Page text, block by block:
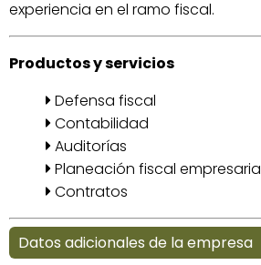
experiencia en el ramo fiscal.
Productos y servicios
Defensa fiscal
Contabilidad
Auditorías
Planeación fiscal empresaria
Contratos
Datos adicionales de la empresa